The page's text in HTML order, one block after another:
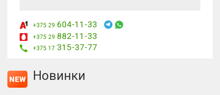
+375 29 604-11-33
+375 29 882-11-33
+375 17 315-37-77
Новинки